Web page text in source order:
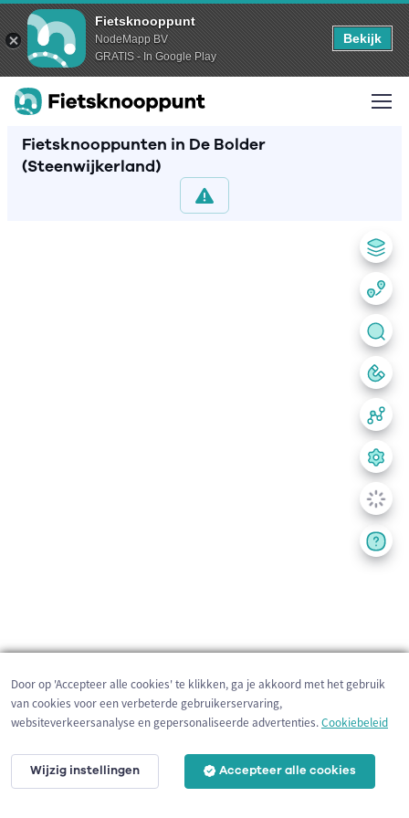
Fietsknooppunt
NodeMapp BV
GRATIS - In Google Play
Bekijk
Fietsknooppunten in De Bolder
(Steenwijkerland)
200 m
Door op 'Accepteer alle cookies' te klikken, ga je akkoord met het gebruik
van cookies voor een verbeterde gebruikerservaring,
websiteverkeersanalyse en gepersonaliseerde advertenties.Cookiebeleid
Wijzig instellingen Accepteer alle cookies